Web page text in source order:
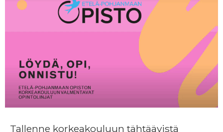
Tallenne korkeakouluun tähtäävistä